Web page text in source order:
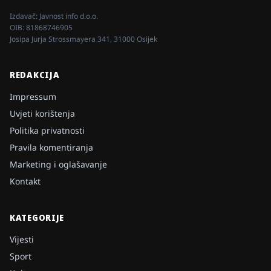
Izdavač: Javnost info d.o.o.
OIB:81868746905
Josipa Jurja Strossmayera 341, 31000 Osijek
REDAKCIJA
Impressum
Uvjeti korištenja
Politika privatnosti
Pravila komentiranja
Marketing i oglašavanje
Kontakt
KATEGORIJE
Vijesti
Sport